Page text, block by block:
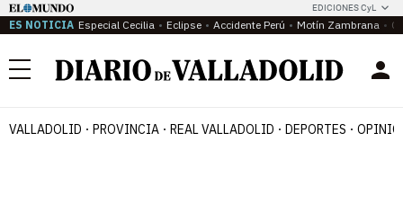
EDICIONES CyL
ES NOTICIA Especial Cecilia Eclipse Accidente Perú Motín Zambrana
Menú
VALLADOLID PROVINCIA REAL VALLADOLID DEPORTES